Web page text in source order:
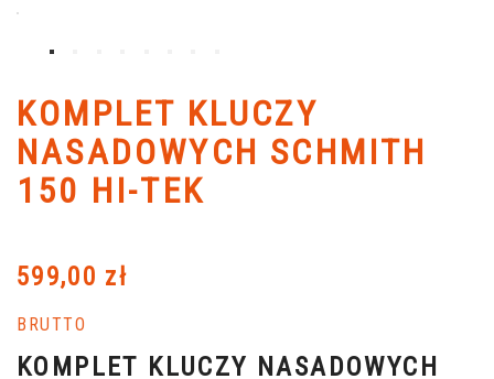
KOMPLET KLUCZY
NASADOWYCH SCHMITH
150 HI-TEK
599,00 zł
BRUTTO
KOMPLET KLUCZY NASADOWYCH